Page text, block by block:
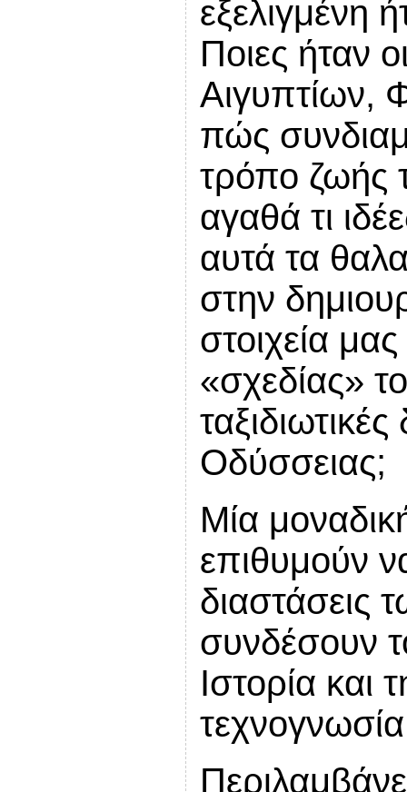
εξελιγμένη
Ποιες ήταν
Αιγυπτίων,
πώς
τρόπο ζωής
αγαθά τι
αυτά τα
στην
στοιχεία
«σχεδίας»
Οδύσσειας;
Μία
επιθυμούν
διαστάσεις
συνδέσουν
Ιστορία και